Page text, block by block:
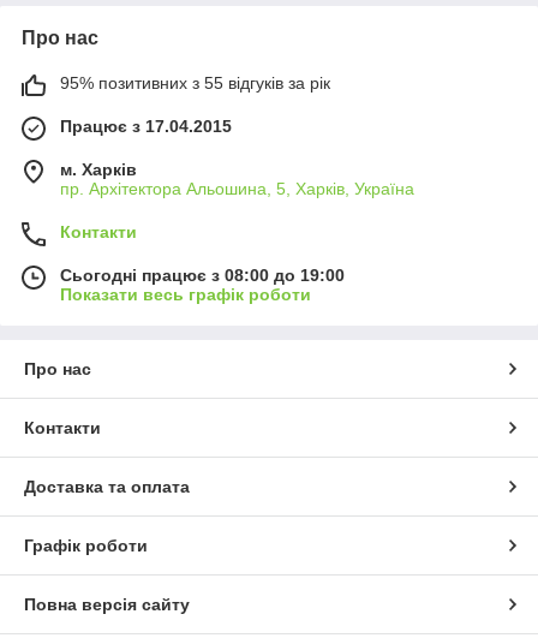
Про нас
95% позитивних з 55 відгуків за рік
Працює з 17.04.2015
м. Харків
пр. Архітектора Альошина, 5, Харків, Україна
Контакти
Сьогодні працює з 08:00 до 19:00
Показати весь графік роботи
Про нас
Контакти
Доставка та оплата
Графік роботи
Повна версія сайту